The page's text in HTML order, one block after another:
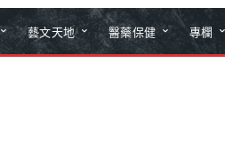
藝文天地 醫藥保健 專欄